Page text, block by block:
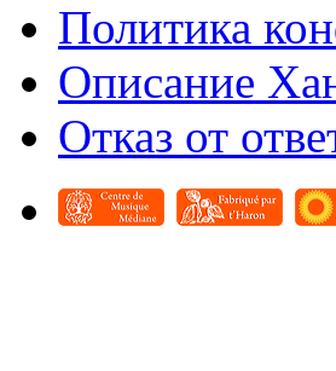
Политика
Описание
Отказ от